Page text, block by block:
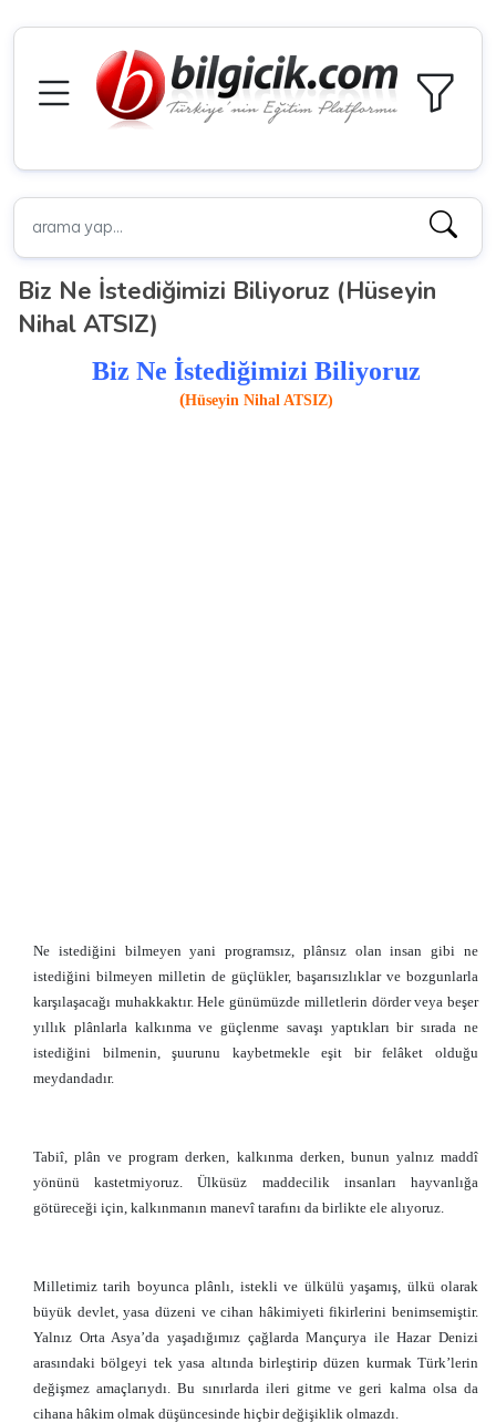
Biz Ne İstediğimizi Biliyoruz (Hüseyin
Nihal ATSIZ)
Biz Ne İstediğimizi Biliyoruz
(Hüseyin Nihal ATSIZ)
Ne istediğini bilmeyen yani programsız, plânsız olan insan gibi ne
istediğini bilmeyen milletin de güçlükler, başarısızlıklar ve bozgunlarla
karşılaşacağı muhakkaktır. Hele günümüzde milletlerin dörder veya beşer
yıllık plânlarla kalkınma ve güçlenme savaşı yaptıkları bir sırada ne
istediğini bilmenin, şuurunu kaybetmekle eşit bir felâket olduğu
meydandadır.
Tabiî, plân ve program derken, kalkınma derken, bunun yalnız maddî
yönünü kastetmiyoruz. Ülküsüz maddecilik insanları hayvanlığa
götüreceği için, kalkınmanın manevî tarafını da birlikte ele alıyoruz.
Milletimiz tarih boyunca plânlı, istekli ve ülkülü yaşamış, ülkü olarak
büyük devlet, yasa düzeni ve cihan hâkimiyeti fikirlerini benimsemiştir.
Yalnız Orta Asya’da yaşadığımız çağlarda Mançurya ile Hazar Denizi
arasındaki bölgeyi tek yasa altında birleştirip düzen kurmak Türk’lerin
değişmez amaçlarıydı. Bu sınırlarda ileri gitme ve geri kalma olsa da
cihana hâkim olmak düşüncesinde hiçbir değişiklik olmazdı.